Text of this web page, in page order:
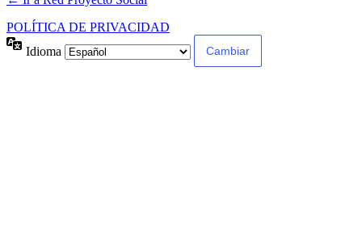
POLÍTICA DE PRIVACIDAD
Idioma